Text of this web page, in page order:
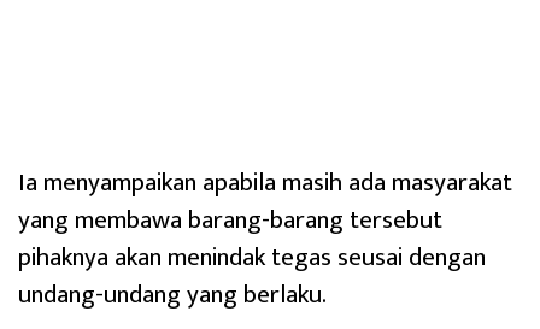
Ia menyampaikan apabila masih ada masyarakat
yang membawa barang-barang tersebut
pihaknya akan menindak tegas seusai dengan
undang-undang yang berlaku.